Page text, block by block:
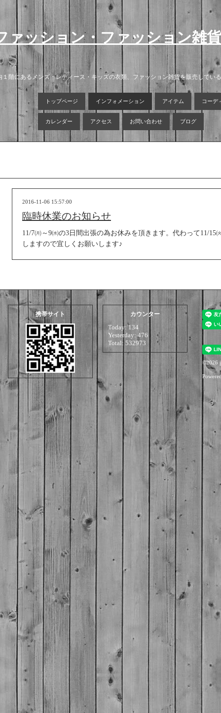
ァッション・ファッション雑
階にあるメンズ・レディース・キッズの衣類、ファッション雑貨を販売してい
トップページ インフォメーション アイテム コーデ
カレンダー アクセス お問い合わせ ブログ
2016-11-06 15:57:00
臨時休業のお知らせ
11/7㈪～9㈬の3日間出張の為お休みを頂きます。代わって11/15
しますので宜しくお願いします♪
携帯サイト カウンター
Today:134
Yesterday:476
Total: 532973
©2026